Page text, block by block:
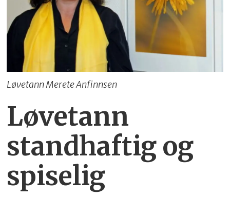
Løvetann Merete Anfinnsen
Løvetann
standhaftig og
spiselig